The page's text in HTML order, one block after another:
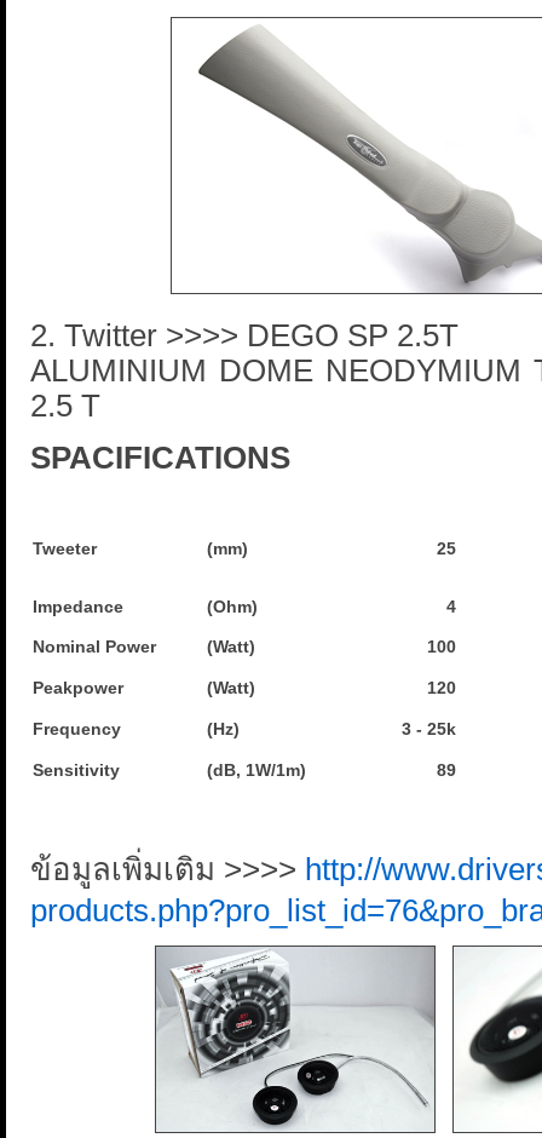
2. Twitter >>>> DEGO SP 2.5T
ALUMINIUM DOME NEODYMIUM
2.5 T
SPACIFICATIONS
Tweeter (mm) 25
Impedance (Ohm) 4
Nominal Power (Watt) 100
Peakpower (Watt) 120
Frequency (Hz) 3 - 25k
Sensitivity (dB, 1W/1m) 89
ข้อมูลเพิ่มเติม >>>> http://